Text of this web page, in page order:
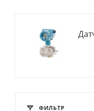
ФИЛЬТР